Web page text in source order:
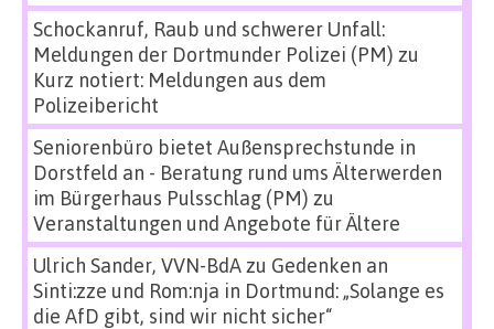
Schockanruf, Raub und schwerer Unfall:
Meldungen der Dortmunder Polizei (PM) zu
Kurz notiert: Meldungen aus dem
Polizeibericht
Seniorenbüro bietet Außensprechstunde in
Dorstfeld an - Beratung rund ums Älterwerden
im Bürgerhaus Pulsschlag (PM) zu
Veranstaltungen und Angebote für Ältere
Ulrich Sander, VVN-BdAzu Gedenken an
Sinti:zze und Rom:nja in Dortmund: „Solange es
die AfD gibt, sind wir nicht sicher“